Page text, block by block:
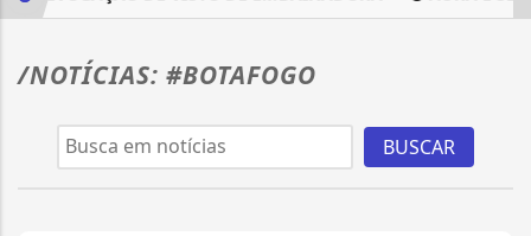
/NOTÍCIAS: #BOTAFOGO
BUSCAR